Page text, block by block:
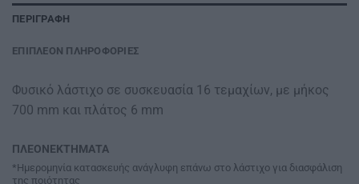
ΠΕΡΙΓΡΑΦΉ
ΕΠΙΠΛΈΟΝ ΠΛΗΡΟΦΟΡΊΕΣ
Φυσικό λάστιχο σε συσκευασία 16 τεμαχίων, με μήκος
700 mm και πλάτος 6 mm
ΠΛΕΟΝΕΚΤΗΜΑΤΑ
*Ημερομηνία κατασκευής ανάγλυφη επάνω στο λάστιχο για διασφάλιση
της ποιότητας